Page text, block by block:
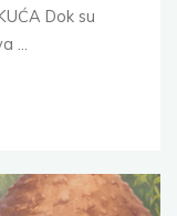
Dok su
…